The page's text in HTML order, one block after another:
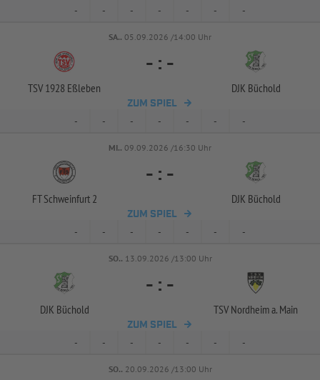
- - - - - - -
SA.. 05.09.2026 /14:00 Uhr
TSV 1928 Eßleben
- : -
DJK Büchold
ZUM SPIEL
- - - - - - -
MI.. 09.09.2026 /16:30 Uhr
FT Schweinfurt 2
- : -
DJK Büchold
ZUM SPIEL
- - - - - - -
SO.. 13.09.2026 /13:00 Uhr
DJK Büchold
- : -
TSV Nordheim a. Main
ZUM SPIEL
- - - - - - -
SO.. 20.09.2026 /13:00 Uhr